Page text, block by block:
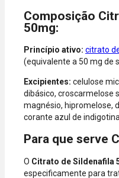
Express, Elo e
Diners.
Composição
50mg:
Princípio ativo: citrato
(equivalente a 50 mg de
Excipientes: celulose
dibásico, croscarmelose
magnésio, hipromelose,
corante azul de
Para que serve
O Citrato de Sildenafila
especificamente para